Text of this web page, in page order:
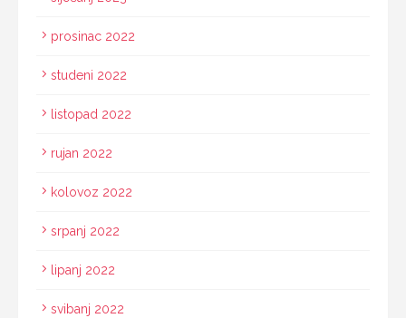
prosinac 2022
studeni 2022
listopad 2022
rujan 2022
kolovoz 2022
srpanj 2022
lipanj 2022
svibanj 2022